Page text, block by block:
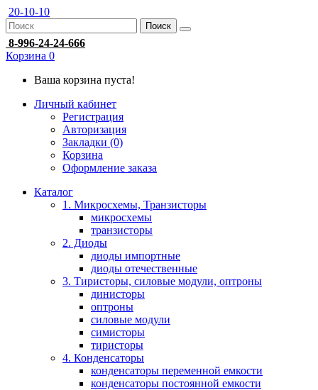
20-10-10
Поиск
8-996-24-24-666
Корзина 0
Ваша корзина пуста!
Личный кабинет
Регистрация
Авторизация
Закладки (0)
Корзина
Оформление заказа
Каталог
1. Микросхемы, Транзисторы
микросхемы
транзисторы
2. Диоды
диоды импортные
диоды отечественные
3. Тиристоры, силовые модули, оптроны
динисторы
оптроны
силовые модули
симисторы
тиристоры
4. Конденсаторы
конденсаторы переменной емкости
конденсаторы постоянной емкости